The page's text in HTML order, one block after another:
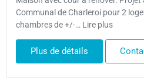
Communal de Charleroi pour 2
chambres de +/-… Lire plus
Plus de détails